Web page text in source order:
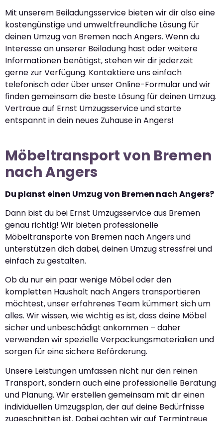
Mit unserem Beiladungsservice bieten wir dir also eine
kostengünstige und umweltfreundliche Lösung für
deinen Umzug von Bremen nach Angers. Wenn du
Interesse an unserer Beiladung hast oder weitere
Informationen benötigst, stehen wir dir jederzeit
gerne zur Verfügung. Kontaktiere uns einfach
telefonisch oder über unser Online-Formular und wir
finden gemeinsam die beste Lösung für deinen Umzug.
Vertraue auf Ernst Umzugsservice und starte
entspannt in dein neues Zuhause in Angers!
Möbeltransport von Bremen
nach Angers
Du planst einen Umzug von Bremen nach Angers?
Dann bist du bei Ernst Umzugsservice aus Bremen
genau richtig! Wir bieten professionelle
Möbeltransporte von Bremen nach Angers und
unterstützen dich dabei, deinen Umzug stressfrei und
einfach zu gestalten.
Ob du nur ein paar wenige Möbel oder den
kompletten Haushalt nach Angers transportieren
möchtest, unser erfahrenes Team kümmert sich um
alles. Wir wissen, wie wichtig es ist, dass deine Möbel
sicher und unbeschädigt ankommen – daher
verwenden wir spezielle Verpackungsmaterialien und
sorgen für eine sichere Beförderung.
Unsere Leistungen umfassen nicht nur den reinen
Transport, sondern auch eine professionelle Beratung
und Planung. Wir erstellen gemeinsam mit dir einen
individuellen Umzugsplan, der auf deine Bedürfnisse
zugeschnitten ist. Dabei achten wir auf Termintreue